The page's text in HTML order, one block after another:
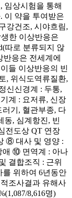
임상시험을 통해
이 약을 투여받은
강건조, 시야흐림,
한 이상반응은
따로 분류되지 않
응은 전세계에
들 이상반응의 빈
, 위식도역류질환,
신신경계 : 두통,
계 : 요저류, 신장
기, 혈관부종, 다
동, 심계항진, 빈
전도상 QT 연장
⑧ 대사 및 영양 :
애 ⑩ 면역계 : 아나
결합조직 : 근위
위하여 6년동안
조사결과 유해사
8,616명)